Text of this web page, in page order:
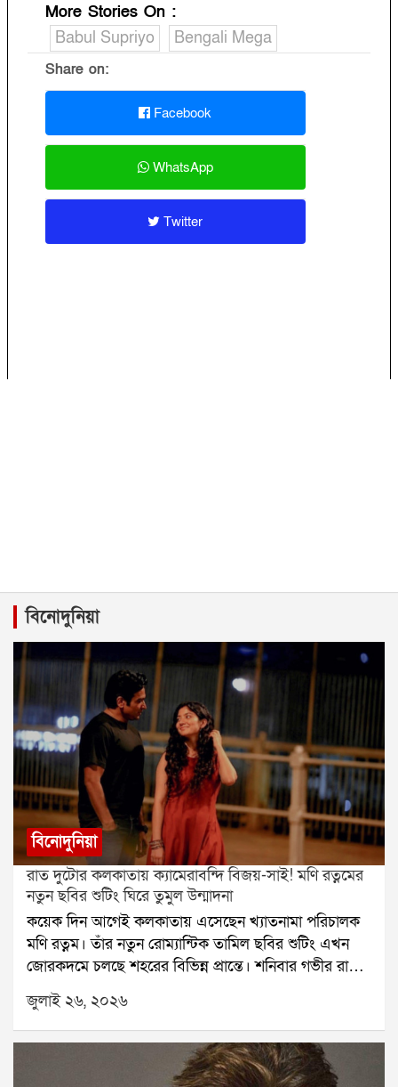
More Stories On :
Babul Supriyo
Bengali Mega
Share on:
Facebook
WhatsApp
Twitter
বিনোদুনিয়া
বিনোদুনিয়া
রাত দুটোর কলকাতায় ক্যামেরাবন্দি বিজয়-সাই! মণি রত্নমের
নতুন ছবির শুটিং ঘিরে তুমুল উন্মাদনা
কয়েক দিন আগেই কলকাতায় এসেছেন খ্যাতনামা পরিচালক
মণি রত্নম। তাঁর নতুন রোম্যান্টিক তামিল ছবির শুটিং এখন
জোরকদমে চলছে শহরের বিভিন্ন প্রান্তে। শনিবার গভীর রাতে
হাওড়া ব্রিজে ছবির একটি গুরুত্বপূর্ণ দৃশ্যের শুটিং করেন বিজয়
সেতুপতি ও সাই পল্লবী। রাত হলেও সেখানে উপস্থিত কয়েক
জন পথচারী তাঁদের দেখে উচ্ছ্বসিত হয়ে পড়েন।বুধবার রাতে
কলকাতায় পৌঁছেছিলেন বিজয় সেতুপতি। পরের দিন ভোরে
শহরে আসেন সাই পল্লবী। বৃহস্পতিবার থেকে বেলগাছিয়া
জুলাই ২৬, ২০২৬